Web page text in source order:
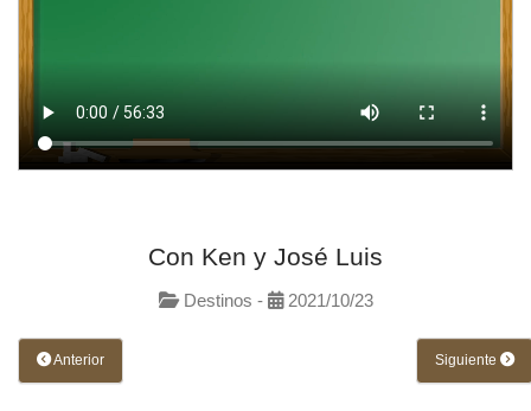
Con Ken y José Luis
Destinos - 2021/10/23
Anterior Siguiente